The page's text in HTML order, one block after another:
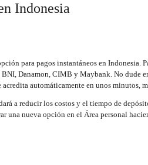
Indonesia
para pagos instantáneos en Indonesia.
Danamon, CIMB y Maybank. No dude
automáticamente en unos minutos,
a reducir los costos y el tiempo de
una nueva opción en el Área personal